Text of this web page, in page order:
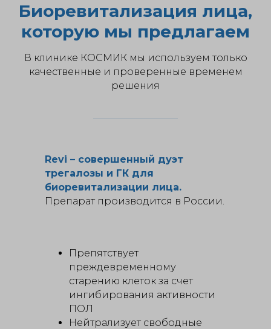
Биоревитализация лица,
которую мы предлагаем
В клинике КОСМИК мы используем только
качественные и проверенные временем
решения
Revi – совершенный дуэт
трегалозы и ГК для
биоревитализации лица.
Препарат производится в России.
Препятствует
преждевременному
старению клеток за счет
ингибирования активности
ПОЛ
Нейтрализует свободные